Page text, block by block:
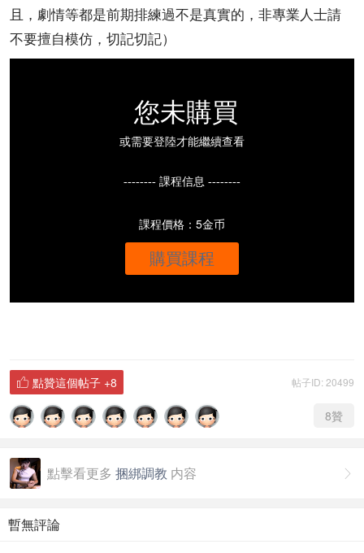
且，劇情等都是前期排練過不是真實的，非專業人士請
不要擅自模仿，切記切記）
您未購買
或需要登陸才能繼續查看
-------- 課程信息 --------
課程價格：5金币
購買課程
帖子ID: 20499
 點贊這個帖子 +8
8贊

點擊看更多 捆綁調教 内容
暫無評論